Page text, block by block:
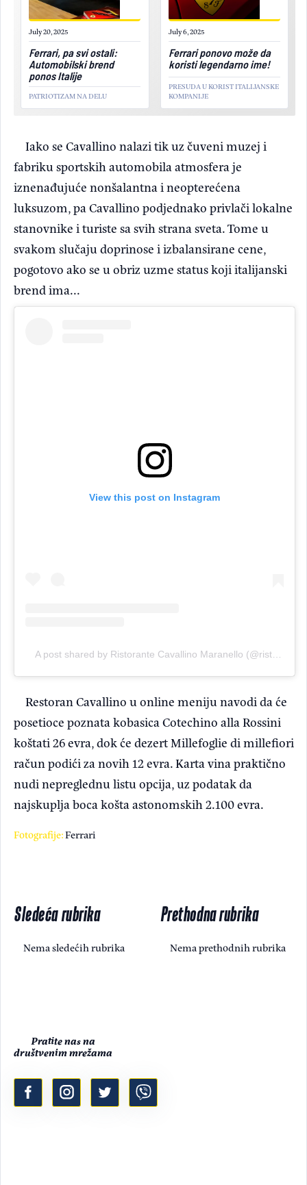
July 20, 2025
Ferrari, pa svi ostali:
Automobilski brend
ponos Italije
PATRIOTIZAM NA DELU
July 6, 2025
Ferrari ponovo može da
koristi legendarno ime!
PRESUDA U KORIST ITALIJANSKE
KOMPANIJE
Iako se Cavallino nalazi tik uz čuveni muzej i
fabriku sportskih automobila atmosfera je
iznenađujuće nonšalantna i neopterećena
luksuzom, pa Cavallino podjednako privlači lokalne
stanovnike i turiste sa svih strana sveta. Tome u
svakom slučaju doprinose i izbalansirane cene,
pogotovo ako se u obriz uzme status koji italijanski
brend ima...
View this post on Instagram
Restoran Cavallino u online meniju navodi da će
posetioce poznata kobasica Cotechino alla Rossini
koštati 26 evra, dok će dezert Millefoglie di millefiori
račun podići za novih 12 evra. Karta vina praktično
nudi nepreglednu listu opcija, uz podatak da
najskuplja boca košta astonomskih 2.100 evra.
Fotografije:Ferrari
Sledeća rubrika
Nema sledećih rubrika
Prethodna rubrika
Nema prethodnih rubrika
Pratite nas na
društvenim mrežama